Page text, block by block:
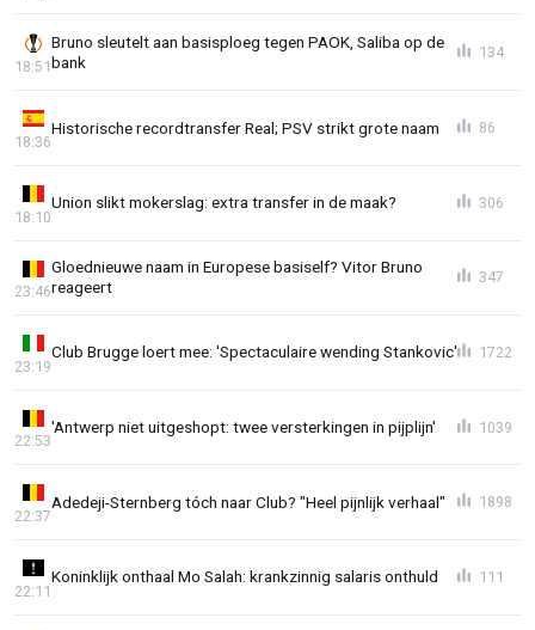
Bruno sleutelt aan basisploeg tegen PAOK, Saliba op de
bank
18:51
134
Historische recordtransfer Real; PSV strikt grote naam
18:36
86
Union slikt mokerslag: extra transfer in de maak?
18:10
306
Gloednieuwe naam in Europese basiself? Vitor Bruno
reageert
23:46
347
Club Brugge loert mee: 'Spectaculaire wending Stankovic'
23:19
1722
'Antwerp niet uitgeshopt: twee versterkingen in pijplijn'
22:53
1039
Adedeji-Sternberg tóch naar Club? "Heel pijnlijk verhaal"
22:37
1898
Koninklijk onthaal Mo Salah: krankzinnig salaris onthuld
22:11
111